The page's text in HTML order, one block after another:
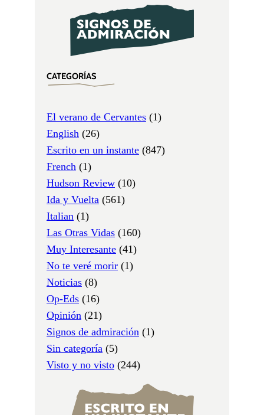
CATEGORÍAS
El verano de Cervantes (1)
English (26)
Escrito en un instante (847)
French (1)
Hudson Review (10)
Ida y Vuelta (561)
Italian (1)
Las Otras Vidas (160)
Muy Interesante (41)
No te veré morir (1)
Noticias (8)
Op-Eds (16)
Opinión (21)
Signos de admiración (1)
Sin categoría (5)
Visto y no visto (244)